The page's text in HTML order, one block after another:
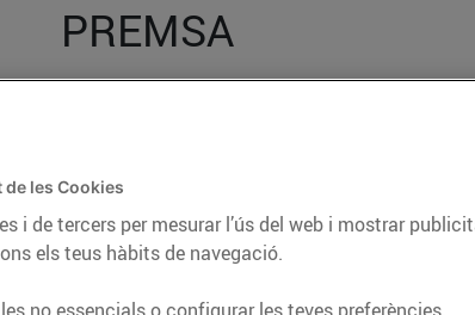
PREMSA
Bonpreu i Esclat a través de la
les Cookies
i de tercers per mesurar l’ús del web i mostrar
els teus hàbits de navegació.